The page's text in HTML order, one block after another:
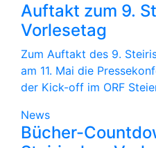
Auftakt zum 9.
Vorlesetag
Zum Auftakt des 9.
am 11. Mai die
der Kick-off im ORF
News
Bücher-